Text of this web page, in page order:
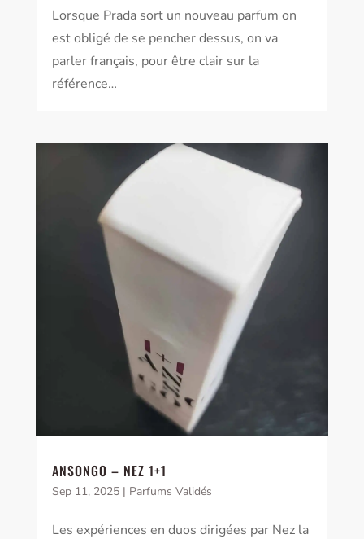
Lorsque Prada sort un nouveau parfum on
est obligé de se pencher dessus, on va
parler français, pour être clair sur la
référence…
ANSONGO – NEZ 1+1
Sep 11, 2025| Parfums Validés
Les expériences en duos dirigées par Nez la